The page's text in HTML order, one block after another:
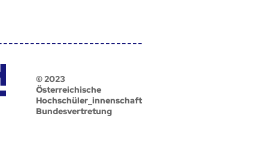
© 2023
Österreichische
Hochschüler_innenschaft
Bundesvertretung